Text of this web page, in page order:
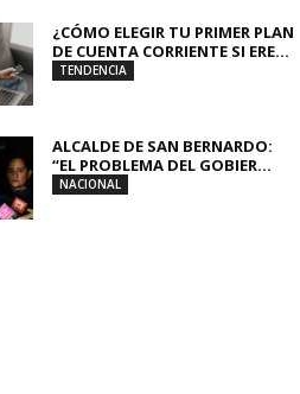
¿CÓMO ELEGIR TU PRIMER PLAN
DE CUENTA CORRIENTE SI ERE...
TENDENCIA
ALCALDE DE SAN BERNARDO:
“EL PROBLEMA DEL GOBIER...
NACIONAL